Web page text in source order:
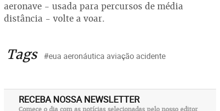
aeronave - usada para percursos de média
distância - volte a voar.
Tags #eua aeronáutica aviação acidente
RECEBA NOSSA NEWSLETTER